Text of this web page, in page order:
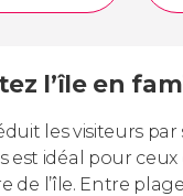
l’île en
les visiteurs
est idéal pour
l’île. Entre